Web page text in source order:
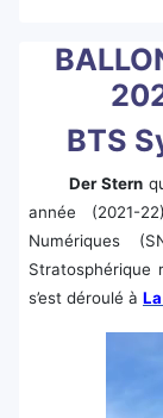
BTS
Der Stern
année (2021-
Numériques
Stratosphérique
s’est déroulé à